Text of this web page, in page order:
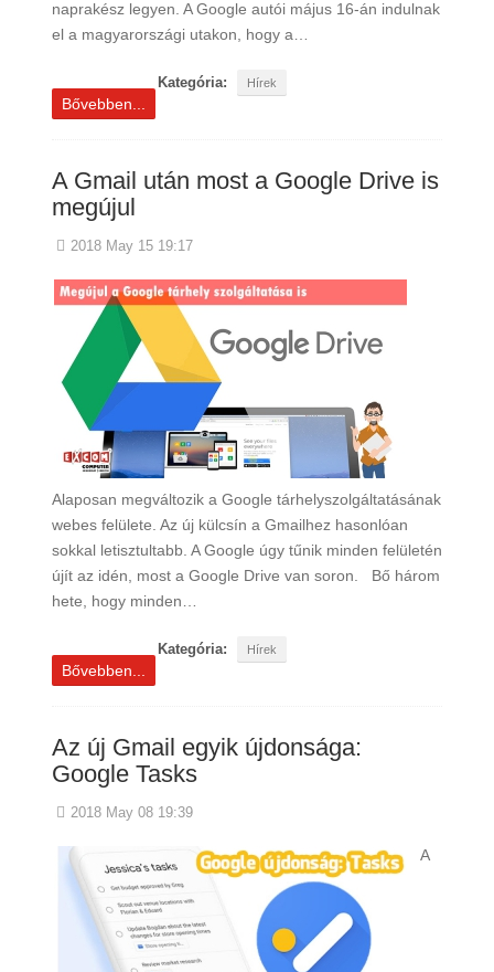
naprakész legyen. A Google autói május 16-án indulnak
el a magyarországi utakon, hogy a…
Kategória: Hírek
Bővebben...
A Gmail után most a Google Drive is
megújul
2018 May 15 19:17
Alaposan megváltozik a Google tárhelyszolgáltatásának
webes felülete. Az új külcsín a Gmailhez hasonlóan
sokkal letisztultabb. A Google úgy tűnik minden felületén
újít az idén, most a Google Drive van soron. Bő három
hete, hogy minden…
Kategória: Hírek
Bővebben...
Az új Gmail egyik újdonsága:
Google Tasks
2018 May 08 19:39
A